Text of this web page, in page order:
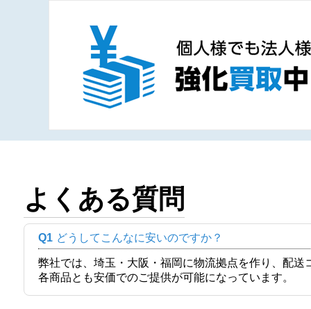
よくある質問
Q1 どうしてこんなに安いのですか？
弊社では、埼玉・大阪・福岡に物流拠点を作り、配
各商品とも安価でのご提供が可能になっています。